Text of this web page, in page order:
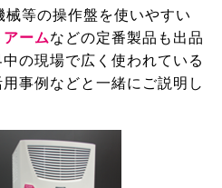
械等の操作盤を使いやすい
ームなどの定番製品も出品
の現場で広く使われている
事例などと一緒にご説明し